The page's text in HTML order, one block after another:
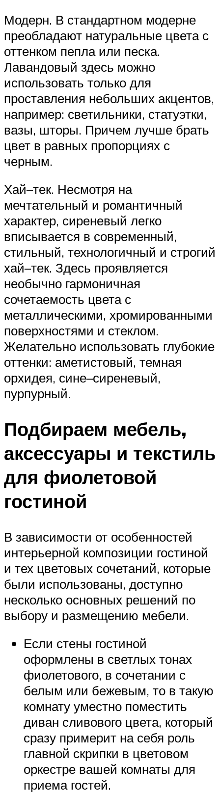
Модерн. В стандартном модерне
преобладают натуральные цвета с
оттенком пепла или песка.
Лавандовый здесь можно
использовать только для
проставления небольших акцентов,
например: светильники, статуэтки,
вазы, шторы. Причем лучше брать
цвет в равных пропорциях с
черным.
Хай–тек. Несмотря на
мечтательный и романтичный
характер, сиреневый легко
вписывается в современный,
стильный, технологичный и строгий
хай–тек. Здесь проявляется
необычно гармоничная
сочетаемость цвета с
металлическими, хромированными
поверхностями и стеклом.
Желательно использовать глубокие
оттенки: аметистовый, темная
орхидея, сине–сиреневый,
пурпурный.
Подбираем мебель,
аксессуары и текстиль
для фиолетовой
гостиной
В зависимости от особенностей
интерьерной композиции гостиной
и тех цветовых сочетаний, которые
были использованы, доступно
несколько основных решений по
выбору и размещению мебели.
Если стены гостиной
оформлены в светлых тонах
фиолетового, в сочетании с
белым или бежевым, то в такую
комнату уместно поместить
диван сливового цвета, который
сразу примерит на себя роль
главной скрипки в цветовом
оркестре вашей комнаты для
приема гостей.